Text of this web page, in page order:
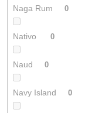
Naga Rum 0
Nativo 0
Naud 0
Navy Island 0